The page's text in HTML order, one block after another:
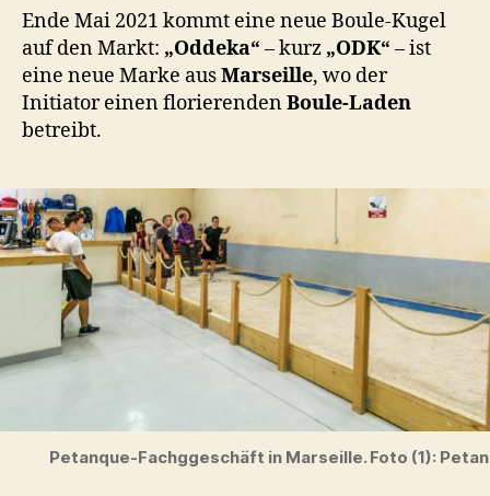
Ende Mai 2021 kommt eine neue Boule-Kugel
auf den Markt: „Oddeka“ – kurz „ODK“ – ist
eine neue Marke ausMarseille, wo der
Initiator einen florierendenBoule-Laden
betreibt.
Petanque-Fachggeschäft in Marseille. Foto (1):